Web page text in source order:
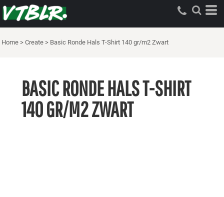
Home > Create > Basic Ronde Hals T-Shirt 140 gr/m2 Zwart
BASIC RONDE HALS T-SHIRT
140 GR/M2 ZWART